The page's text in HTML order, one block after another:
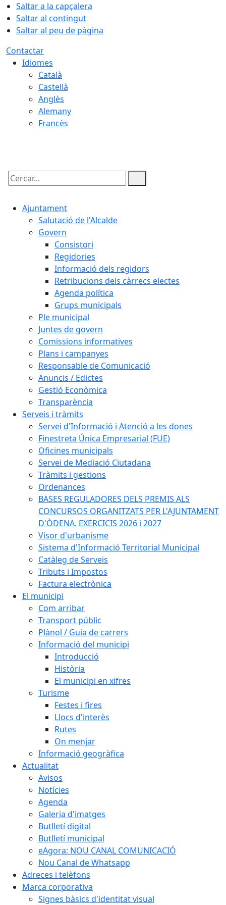
Saltar a la capçalera
Saltar al contingut
Saltar al peu de pàgina
Contactar
Idiomes
Català
Castellà
Anglès
Alemany
Francès
Cercar:
Ajuntament
Salutació de l'Alcalde
Govern
Consistori
Regidories
Informació dels regidors
Retribucions dels càrrecs electes
Agenda política
Grups municipals
Ple municipal
Juntes de govern
Comissions informatives
Plans i campanyes
Responsable de Comunicació
Anuncis / Edictes
Gestió Econòmica
Transparència
Serveis i tràmits
Servei d'Informació i Atenció a les dones
Finestreta Única Empresarial (FUE)
Oficines municipals
Servei de Mediació Ciutadana
Tràmits i gestions
Ordenances
BASES REGULADORES DELS PREMIS ALS
CONCURSOS ORGANITZATS PER L'AJUNTAMENT
D'ÒDENA. EXERCICIS 2026 i 2027
Visor d'urbanisme
Sistema d'Informació Territorial Municipal
Catàleg de Serveis
Tributs i Impostos
Factura electrònica
El municipi
Com arribar
Transport públic
Plànol / Guia de carrers
Informació del municipi
Introducció
Història
El municipi en xifres
Turisme
Festes i fires
Llocs d'interès
Rutes
On menjar
Informació geogràfica
Actualitat
Avisos
Notícies
Agenda
Galeria d'imatges
Butlletí digital
Butlletí municipal
eAgora: NOU CANAL COMUNICACIÓ
Nou Canal de Whatsapp
Adreces i telèfons
Marca corporativa
Signes bàsics d'identitat visual